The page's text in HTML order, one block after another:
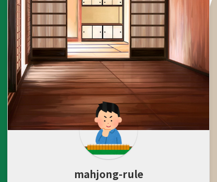
mahjong-rule